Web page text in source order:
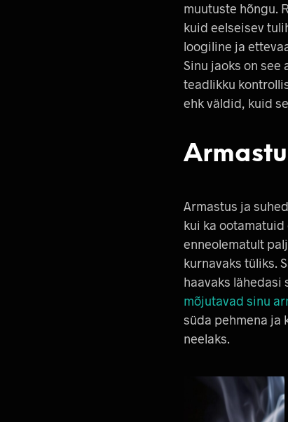
muutuste hõngu.
kuid eelseisev
loogiline ja
Sinu jaoks on
teadlikku
ehk väldid, kuid
Armastus ja
kui ka
enneolematult
kurnavaks tüliks.
haavaks lähedasi
mõjutavad sinu
süda pehmena ja
neelaks.